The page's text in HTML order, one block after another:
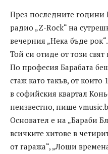
През последните години
радио „Z-Rock“ на
вечерния „Нека бъде рок“.
Той си отиде от този
По професия Барабата
стаж като такъв, от които
в софийския квартал
неизвестно, пише
Основател е на „Бараби
всичките хитове в
от гаража“, „Лоши